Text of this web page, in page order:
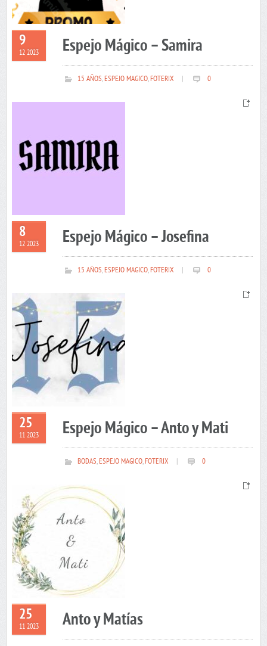
9
12 2023 Espejo Mágico – Samira
15 AÑOS,ESPEJO MAGICO,FOTERIX 0
8
12 2023 Espejo Mágico – Josefina
15 AÑOS,ESPEJO MAGICO,FOTERIX 0
25
11 2023 Espejo Mágico – Anto y Mati
BODAS,ESPEJO MAGICO,FOTERIX 0
25
11 2023 Anto y Matías